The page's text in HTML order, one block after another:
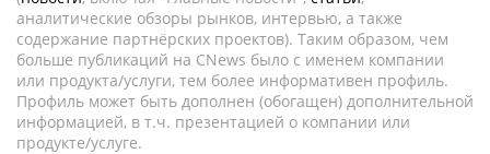
аналитические обзоры рынков, интервью, а также
содержание партнёрских проектов). Таким образом, чем
больше публикаций на CNews было с именем компании
или продукта/услуги, тем более информативен профиль.
Профиль может быть дополнен (обогащен) дополнительной
информацией, в т.ч. презентацией о компании или
продукте/услуге.